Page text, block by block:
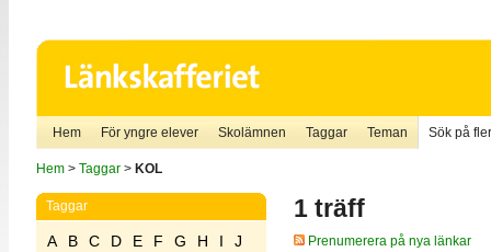
Hem För yngre elever Skolämnen Taggar Teman Sök på
Hem> Taggar> KOL
Taggar
A B C D E F G H I
J
1 träff
Prenumerera på nya länkar